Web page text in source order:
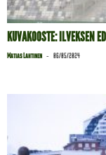
KUVAKOOSTE: ILVEKSEN
Matias Lahtinen - 06/05/2024